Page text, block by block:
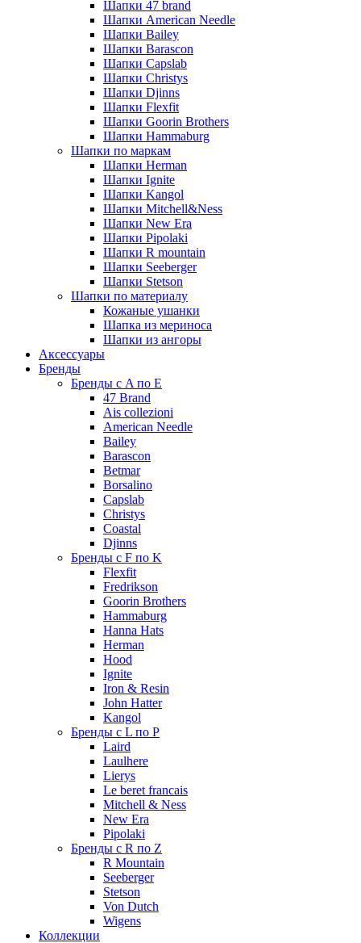
Шапки 47 brand
Шапки American Needle
Шапки Bailey
Шапки Barascon
Шапки Capslab
Шапки Christys
Шапки Djinns
Шапки Flexfit
Шапки Goorin Brothers
Шапки Hammaburg
Шапки по маркам
Шапки Herman
Шапки Ignite
Шапки Kangol
Шапки Mitchell&Ness
Шапки New Era
Шапки Pipolaki
Шапки R mountain
Шапки Seeberger
Шапки Stetson
Шапки по материалу
Кожаные ушанки
Шапка из мериноса
Шапки из ангоры
Аксессуары
Бренды
Бренды с A по E
47 Brand
Ais collezioni
American Needle
Bailey
Barascon
Betmar
Borsalino
Capslab
Christys
Coastal
Djinns
Бренды с F по K
Flexfit
Fredrikson
Goorin Brothers
Hammaburg
Hanna Hats
Herman
Hood
Ignite
Iron & Resin
John Hatter
Kangol
Бренды с L по P
Laird
Laulhere
Lierys
Le beret francais
Mitchell & Ness
New Era
Pipolaki
Бренды с R по Z
R Mountain
Seeberger
Stetson
Von Dutch
Wigens
Коллекции